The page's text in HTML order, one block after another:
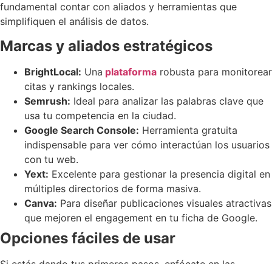
fundamental contar con aliados y herramientas que
simplifiquen el análisis de datos.
Marcas y aliados estratégicos
BrightLocal: Una plataforma robusta para monitorear
citas y rankings locales.
Semrush: Ideal para analizar las palabras clave que
usa tu competencia en la ciudad.
Google Search Console: Herramienta gratuita
indispensable para ver cómo interactúan los usuarios
con tu web.
Yext: Excelente para gestionar la presencia digital en
múltiples directorios de forma masiva.
Canva: Para diseñar publicaciones visuales atractivas
que mejoren el engagement en tu ficha de Google.
Opciones fáciles de usar